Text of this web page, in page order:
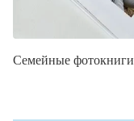
Семейные фотокниги